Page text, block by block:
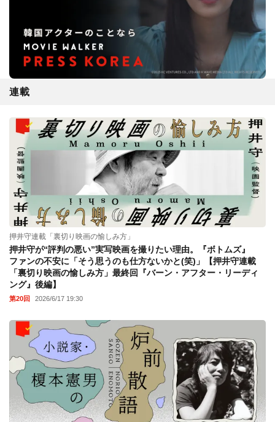
連載
押井守連載「裏切り映画の愉しみ方」
押井守が“評判の悪い”実写映画を撮りたい理由。『ボトムズ』
ファンの不安に「そう思うのも仕方ないかと(笑)」【押井守連載
「裏切り映画の愉しみ方」最終回『バーン・アフター・リーディ
ング』後編】
第20回 2026/6/17 19:30